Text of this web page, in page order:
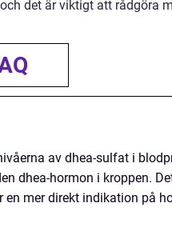
det är viktigt att rådgöra
av dhea-sulfat i
dhea-hormon i kroppen.
mer direkt indikation på